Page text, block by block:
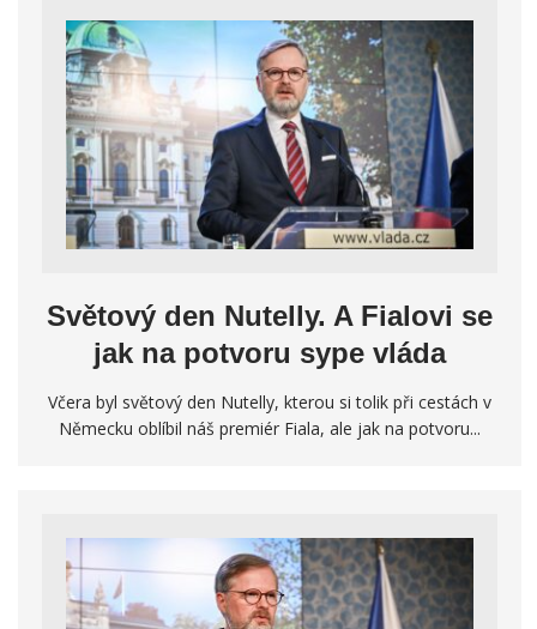
Světový den Nutelly. A Fialovi se
jak na potvoru sype vláda
Včera byl světový den Nutelly, kterou si tolik při cestách v
Německu oblíbil náš premiér Fiala, ale jak na potvoru...